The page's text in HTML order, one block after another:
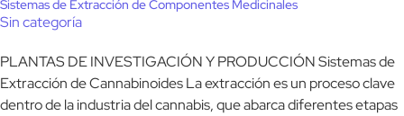
Sistemas de Extracción de Componentes Medicinales
Sin categoría
PLANTAS DE INVESTIGACIÓN Y PRODUCCIÓN Sistemas de
Extracción de Cannabinoides La extracción es un proceso clave
dentro de la industria del cannabis, que abarca diferentes etapas